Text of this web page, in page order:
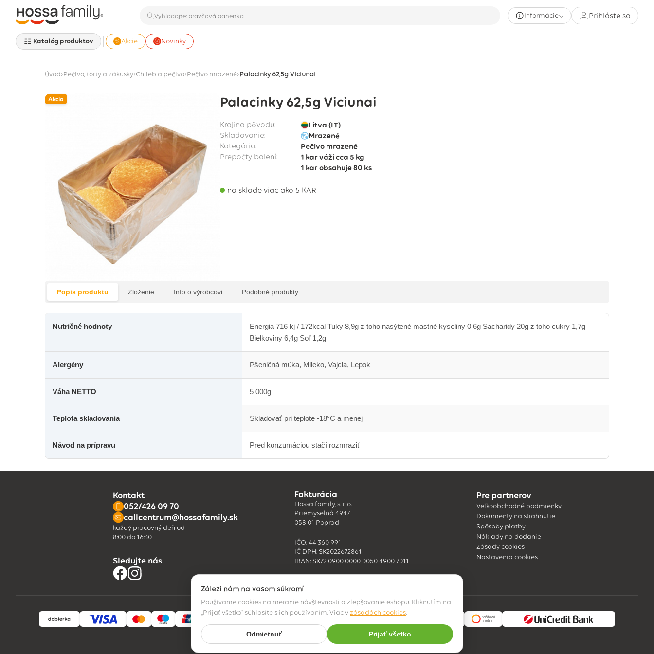
Informácie Prihláste sa
Katalóg produktov Akcie Novinky
Úvod›Pečivo, torty a zákusky›Chlieb a pečivo›Pečivo mrazené›Palacinky 62,5g Viciunai
Akcia Palacinky 62,5g Viciunai
Krajina pôvodu:
Litva (LT)
Skladovanie:
Mrazené
Kategória:
Pečivo mrazené
Prepočty balení:
1 karváži cca 5 kg
1 karobsahuje80 ks
na sklade viac ako 5 KAR
Popis produktu Zloženie Info o výrobcovi Podobné produkty
Nutričné hodnoty
Energia 716 kj / 172kcal Tuky 8,9g z toho nasýtené mastné kyseliny 0,6g Sacharidy 20g z toho cukry 1,7g
Bielkoviny 6,4g Soľ 1,2g
Alergény Pšeničná múka, Mlieko, Vajcia, Lepok
Váha NETTO 5 000g
Teplota skladovania Skladovať pri teplote -18°C a menej
Návod na prípravu Pred konzumáciou stačí rozmraziť
Kontakt
052/426 09 70
callcentrum@hossafamily.sk
každý pracovný deň od
8:00 do 16:30
Sledujte nás
Fakturácia
Hossa family, s. r. o.
Priemyselná 4947
058 01 Poprad
IČO: 44 360 991
IČ DPH: SK2022672861
IBAN: SK72 0900 0000 0050 4900 7011
Pre partnerov
Veľkoobchodné podmienky
Dokumenty na stiahnutie
Spôsoby platby
Náklady na dodanie
Zásady cookies
Nastavenia cookies
© 2026 Hossa family, s. r. o.
Záleží nám na vašom súkromí
Používame cookies na meranie návštevnosti a zlepšovanie eshopu. Kliknutím na
„Prijať všetko" súhlasíte s ich používaním. Viac vzásadách cookies.
Odmietnuť Prijať všetko